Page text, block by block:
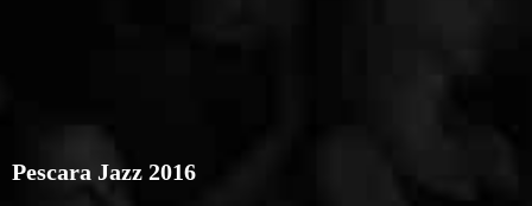
Pescara Jazz 2016